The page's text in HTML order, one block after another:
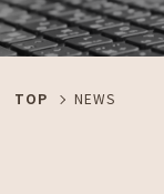
TOP NEWS